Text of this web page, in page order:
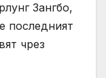
Зангбо,
последният
чрез